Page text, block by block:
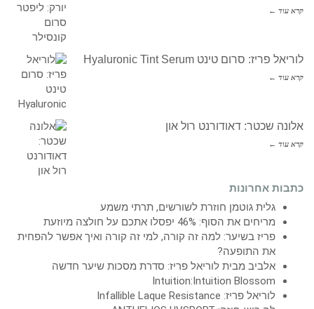
קרא עוד ←
לוריאל פריז: סרום טינט Hyaluronic Tint Serum
קרא עוד ←
אלונה שכטר: דאודורנט רול און
קרא עוד ←
כתבות אחרונות
גלית גוטמן חוזרת לשורשים, תרתי משמע
מריחים את הסוף: 46% יפסלו אתכם על חולצה מיוזעת
פריז בשיער: למה זה קורה, למי זה קורה ואיך אפשר להפחית
את התופעה?
אלביב מבית לוריאל פריז: סדרת מסכות שיער חדשה
Intuition:Intuition Blossom
לוריאל פריז: Infallible Laque Resistance